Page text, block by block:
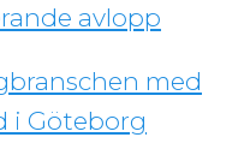
avlopp
med
i Göteborg